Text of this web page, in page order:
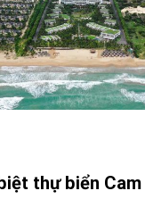
thự biển